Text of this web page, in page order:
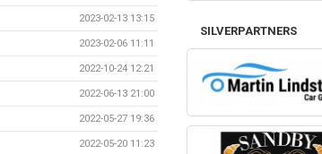
2023-02-13 13:15
2023-02-06 11:11
2022-10-24 12:21
2022-06-13 21:00
2022-05-27 19:36
2022-05-20 11:23
SILVERPARTNERS